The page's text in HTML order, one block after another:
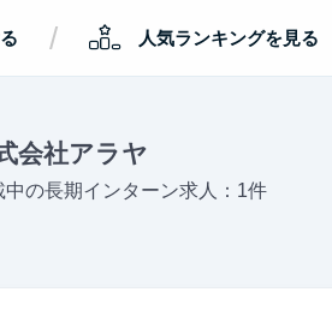
/ 人気ランキングを見る
会社アラヤ
中の長期インターン求人：1件